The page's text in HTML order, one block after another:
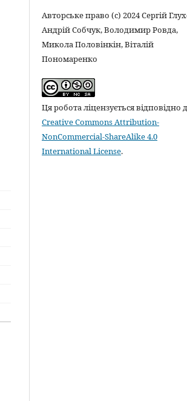
Авторське право (c) 2024 Сергій
Андрій Собчук, Володимир Ровда,
Микола Половінкін, Віталій
Пономаренко
Ця робота ліцензується відповідно
Creative Commons Attribution-
NonCommercial-ShareAlike 4.0
International License.